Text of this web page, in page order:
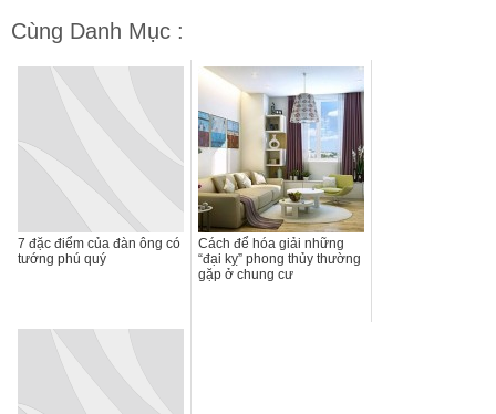
Cùng Danh Mục :
7 đặc điểm của đàn ông có
tướng phú quý
Cách để hóa giải những
“đại kỵ” phong thủy thường
gặp ở chung cư